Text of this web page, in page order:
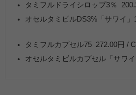
タミフルドライシロップ3％
オセルタミビルDS3%「サワイ」
タミフルカプセル75 272.00円 /
オセルタミビルカプセル「サワ